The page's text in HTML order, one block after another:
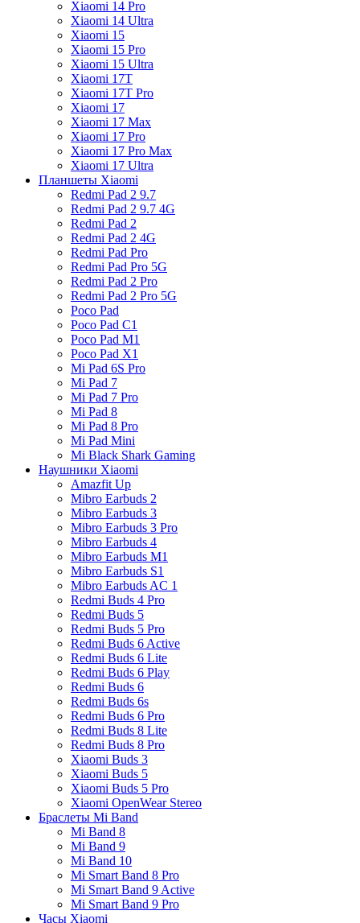
Xiaomi 14 Pro
Xiaomi 14 Ultra
Xiaomi 15
Xiaomi 15 Pro
Xiaomi 15 Ultra
Xiaomi 17T
Xiaomi 17T Pro
Xiaomi 17
Xiaomi 17 Max
Xiaomi 17 Pro
Xiaomi 17 Pro Max
Xiaomi 17 Ultra
Планшеты Xiaomi
Redmi Pad 2 9.7
Redmi Pad 2 9.7 4G
Redmi Pad 2
Redmi Pad 2 4G
Redmi Pad Pro
Redmi Pad Pro 5G
Redmi Pad 2 Pro
Redmi Pad 2 Pro 5G
Poco Pad
Poco Pad C1
Poco Pad M1
Poco Pad X1
Mi Pad 6S Pro
Mi Pad 7
Mi Pad 7 Pro
Mi Pad 8
Mi Pad 8 Pro
Mi Pad Mini
Mi Black Shark Gaming
Наушники Xiaomi
Amazfit Up
Mibro Earbuds 2
Mibro Earbuds 3
Mibro Earbuds 3 Pro
Mibro Earbuds 4
Mibro Earbuds M1
Mibro Earbuds S1
Mibro Earbuds AC 1
Redmi Buds 4 Pro
Redmi Buds 5
Redmi Buds 5 Pro
Redmi Buds 6 Active
Redmi Buds 6 Lite
Redmi Buds 6 Play
Redmi Buds 6
Redmi Buds 6s
Redmi Buds 6 Pro
Redmi Buds 8 Lite
Redmi Buds 8 Pro
Xiaomi Buds 3
Xiaomi Buds 5
Xiaomi Buds 5 Pro
Xiaomi OpenWear Stereo
Браслеты Mi Band
Mi Band 8
Mi Band 9
Mi Band 10
Mi Smart Band 8 Pro
Mi Smart Band 9 Active
Mi Smart Band 9 Pro
Часы Xiaomi